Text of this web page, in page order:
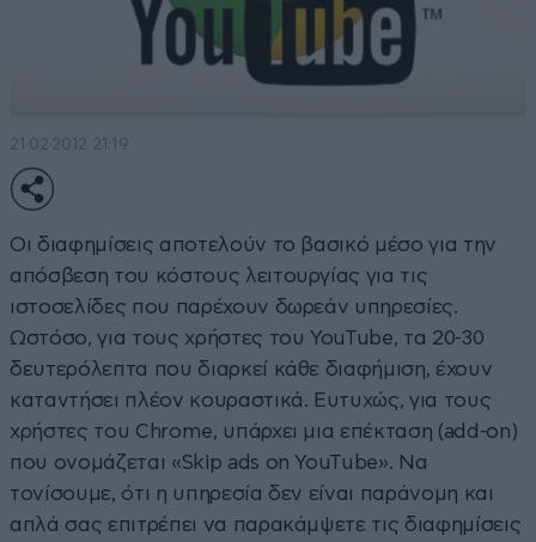
21·02·2012 21:19
Οι διαφημίσεις αποτελούν το βασικό μέσο για την
απόσβεση του κόστους λειτουργίας για τις
ιστοσελίδες που παρέχουν δωρεάν υπηρεσίες.
Ωστόσο, για τους χρήστες του YouTube, τα 20-30
δευτερόλεπτα που διαρκεί κάθε διαφήμιση, έχουν
καταντήσει πλέον κουραστικά. Ευτυχώς, για τους
χρήστες του Chrome, υπάρχει μια επέκταση (add-on)
που ονομάζεται «Skip ads on YouTube». Να
τονίσουμε, ότι η υπηρεσία δεν είναι παράνομη και
απλά σας επιτρέπει να παρακάμψετε τις διαφημίσεις